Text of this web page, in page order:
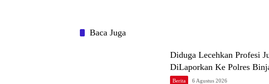
Baca Juga
Diduga Lecehkan Profesi
DiLaporkan Ke Polres
Berita 6 Agustus 2026